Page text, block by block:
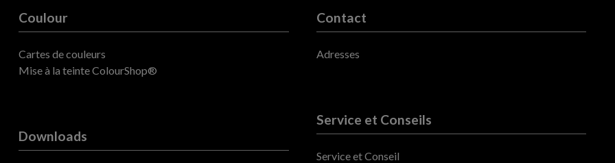
Coulour
Cartes de couleurs
Mise à la teinte ColourShop®
Downloads
Contact
Adresses
Service et Conseils
Service et Conseil